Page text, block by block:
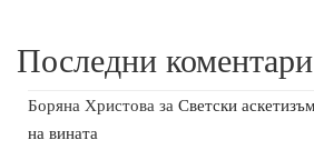
Последни коментари
Боряна Христова за Светски
на вината